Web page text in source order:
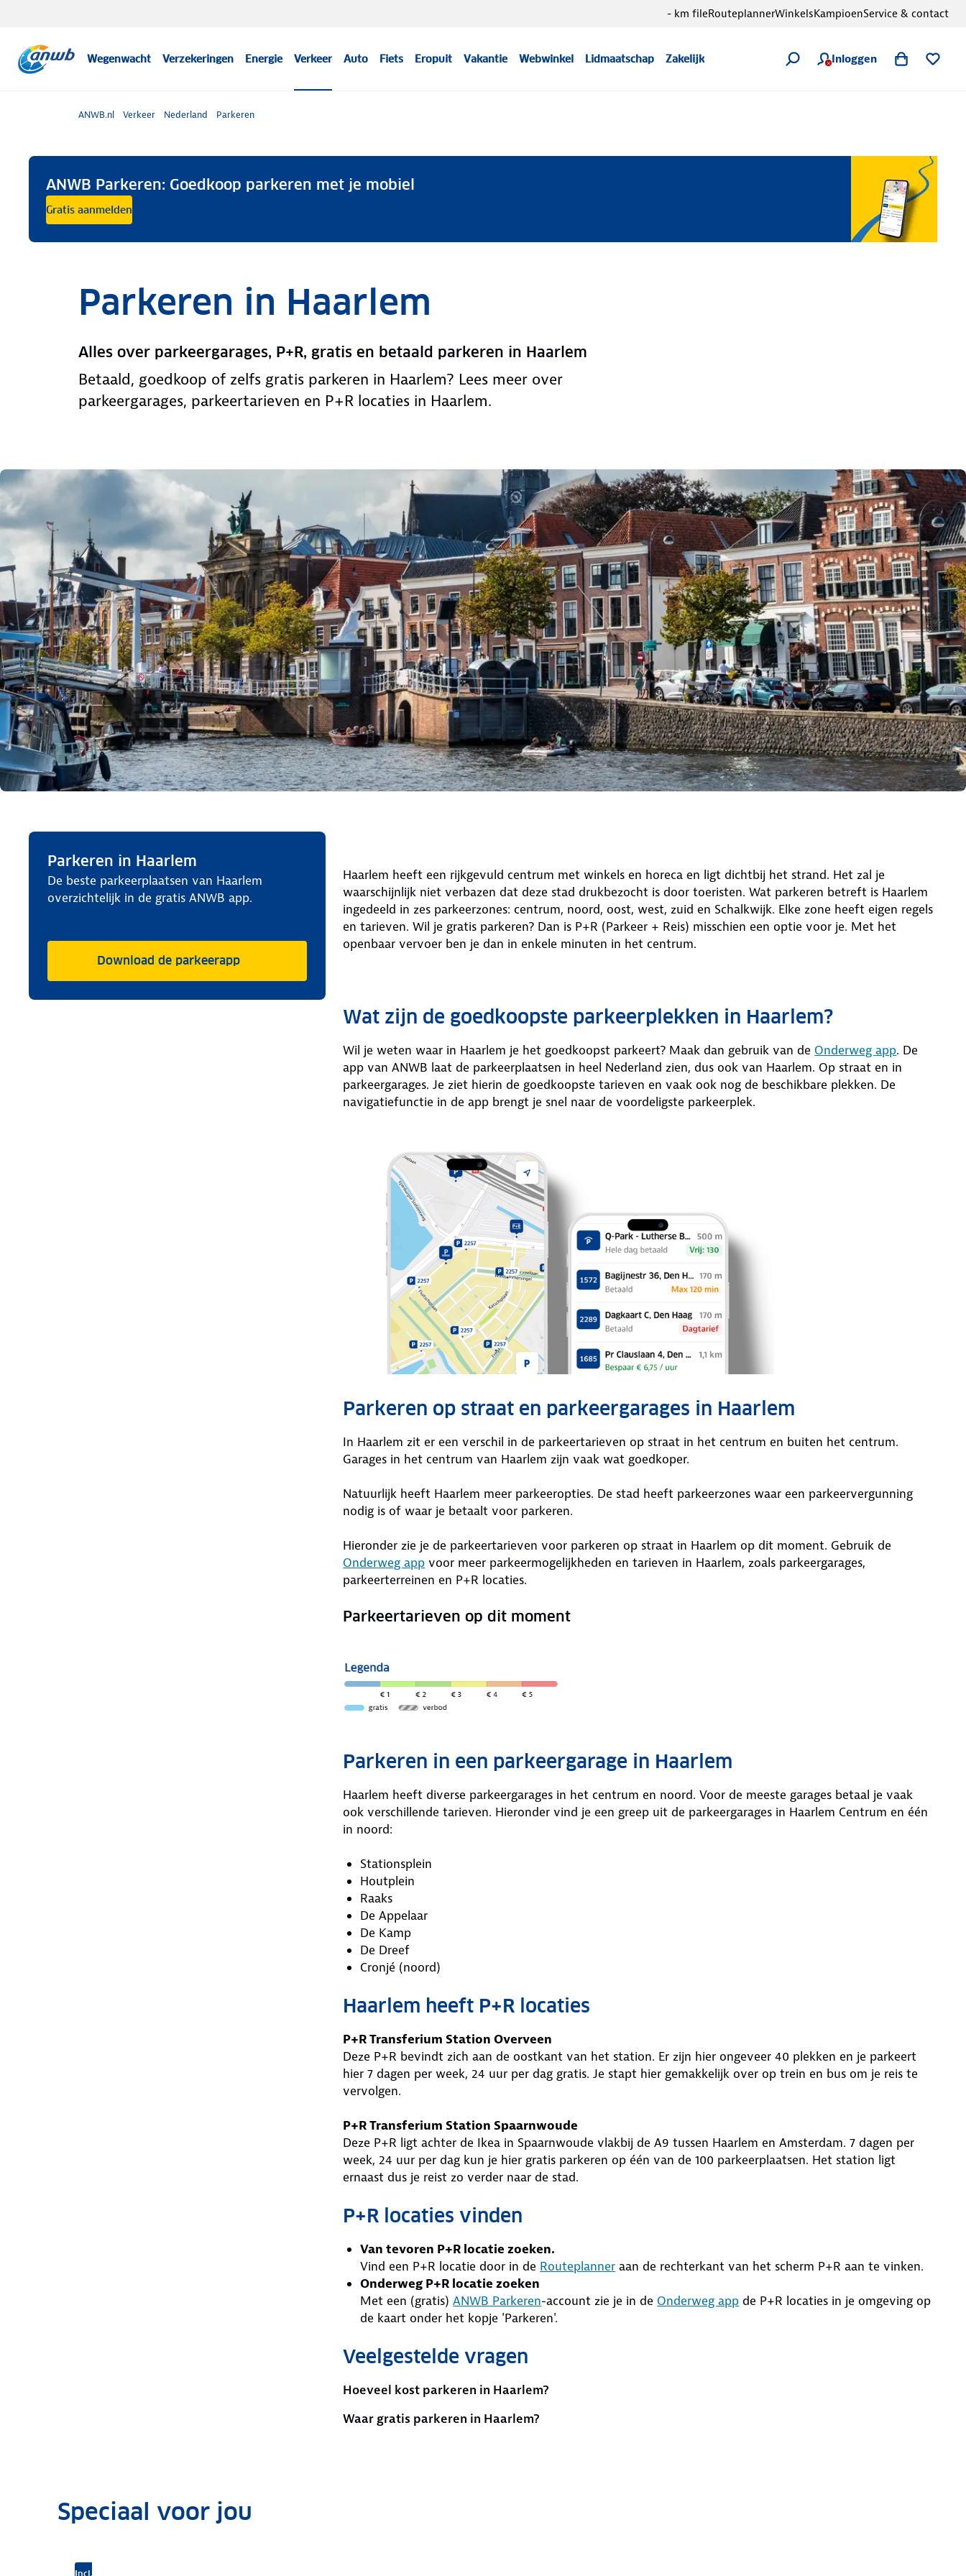
Wegenwacht Verzekeringen Energie Verkeer Auto Fiets Eropuit Vakantie Webwinkel Lidmaatschap Zakelijk Inloggen
- km fileRouteplannerWinkelsKampioenService & contact
ANWB.nl Verkeer Nederland Parkeren
ANWB Parkeren: Goedkoop parkeren met je mobiel
Gratis aanmelden
Parkeren in Haarlem
Alles over parkeergarages, P+R, gratis en betaald parkeren in Haarlem
Betaald, goedkoop of zelfs gratis parkeren in Haarlem? Lees meer over
parkeergarages, parkeertarieven en P+R locaties in Haarlem.
Parkeren in Haarlem
De beste parkeerplaatsen van Haarlem
overzichtelijk in de gratis ANWB app.
Download de parkeerapp
Haarlem heeft een rijkgevuld centrum met winkels en horeca en ligt dichtbij het strand. Het zal je
waarschijnlijk niet verbazen dat deze stad drukbezocht is door toeristen. Wat parkeren betreft is Haarlem
ingedeeld in zes parkeerzones: centrum, noord, oost, west, zuid en Schalkwijk. Elke zone heeft eigen regels
en tarieven. Wil je gratis parkeren? Dan is P+R (Parkeer + Reis) misschien een optie voor je. Met het
openbaar vervoer ben je dan in enkele minuten in het centrum.
Wat zijn de goedkoopste parkeerplekken in Haarlem?
Wil je weten waar in Haarlem je het goedkoopst parkeert? Maak dan gebruik van de Onderweg app. De
app van ANWB laat de parkeerplaatsen in heel Nederland zien, dus ook van Haarlem. Op straat en in
parkeergarages. Je ziet hierin de goedkoopste tarieven en vaak ook nog de beschikbare plekken. De
navigatiefunctie in de app brengt je snel naar de voordeligste parkeerplek.
Parkeren op straat en parkeergarages in Haarlem
In Haarlem zit er een verschil in de parkeertarieven op straat in het centrum en buiten het centrum.
Garages in het centrum van Haarlem zijn vaak wat goedkoper.
Natuurlijk heeft Haarlem meer parkeeropties. De stad heeft parkeerzones waar een parkeervergunning
nodig is of waar je betaalt voor parkeren.
Hieronder zie je de parkeertarieven voor parkeren op straat in Haarlem op dit moment. Gebruik de
Onderweg app voor meer parkeermogelijkheden en tarieven in Haarlem, zoals parkeergarages,
parkeerterreinen en P+R locaties.
Parkeertarieven op dit moment
Parkeren in een parkeergarage in Haarlem
Haarlem heeft diverse parkeergarages in het centrum en noord. Voor de meeste garages betaal je vaak
ook verschillende tarieven. Hieronder vind je een greep uit de parkeergarages in Haarlem Centrum en één
in noord:
Stationsplein
Houtplein
Raaks
De Appelaar
De Kamp
De Dreef
Cronjé (noord)
Haarlem heeft P+R locaties
P+R Transferium Station Overveen
Deze P+R bevindt zich aan de oostkant van het station. Er zijn hier ongeveer 40 plekken en je parkeert
hier 7 dagen per week, 24 uur per dag gratis. Je stapt hier gemakkelijk over op trein en bus om je reis te
vervolgen.
P+R Transferium Station Spaarnwoude
Deze P+R ligt achter de Ikea in Spaarnwoude vlakbij de A9 tussen Haarlem en Amsterdam. 7 dagen per
week, 24 uur per dag kun je hier gratis parkeren op één van de 100 parkeerplaatsen. Het station ligt
ernaast dus je reist zo verder naar de stad.
P+R locaties vinden
Van tevoren P+R locatie zoeken.
Vind een P+R locatie door in de Routeplanner aan de rechterkant van het scherm P+R aan te vinken.
Onderweg P+R locatie zoeken
Met een (gratis)ANWB Parkeren-account zie je in de Onderweg app de P+R locaties in je omgeving op
de kaart onder het kopje 'Parkeren'.
Veelgestelde vragen
Hoeveel kost parkeren in Haarlem?
Waar gratis parkeren in Haarlem?
Speciaal voor jou
Verkeersinformatie
Wegwerkzaamheden
Incl. navigatie